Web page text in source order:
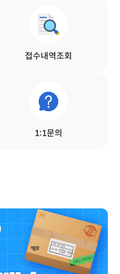
접수내역조회
1:1문의